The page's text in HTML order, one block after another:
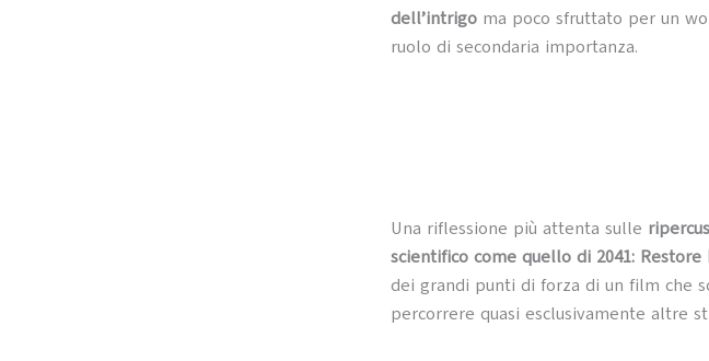
dell’intrigo ma poco sfruttato per un
ruolo di secondaria importanza.
Una riflessione più attenta sulle
scientifico come quello di 2041: Restore
dei grandi punti di forza di un film che
percorrere quasi esclusivamente altre